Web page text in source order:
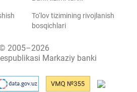
To‘lov tizimining rivojlanish
bosqichlari
2005–2026
Markaziy banki